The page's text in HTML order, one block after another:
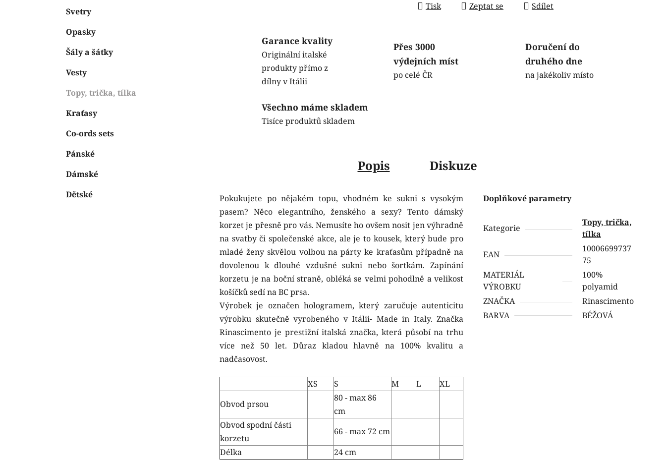
Svetry
Opasky
Šály a šátky
Vesty
Topy, trička, tílka
Kraťasy
Co-ords sets
Pánské
Dámské
Dětské
Tisk Zeptat se Sdílet
Garance kvality
Originální italské
produkty přímo z
dílny v Itálii
Přes 3000
výdejních míst
po celé ČR
Doručení do
druhého dne
na jakékoliv místo
Všechno máme skladem
Tisíce produktů skladem
Popis Diskuze
Pokukujete po nějakém topu, vhodném ke sukni s vysokým
pasem? Něco elegantního, ženského a sexy? Tento dámský
korzet je přesně pro vás. Nemusíte ho ovšem nosit jen výhradně
na svatby či společenské akce, ale je to kousek, který bude pro
mladé ženy skvělou volbou na párty ke kraťasům případně na
dovolenou k dlouhé vzdušné sukni nebo šortkám. Zapínání
korzetu je na boční straně, obléká se velmi pohodlně a velikost
košíčků sedí na BC prsa.
Výrobek je označen hologramem, který zaručuje autenticitu
výrobku skutečně vyrobeného v Itálii- Made in Italy. Značka
Rinascimento je prestižní italská značka, která působí na trhu
více než 50 let. Důraz kladou hlavně na 100% kvalitu a
nadčasovost.
XS S M L
XL
Obvod prsou
80 - max 86
cm
Obvod spodní části
korzetu
66 - max 72 cm
Délka
24 cm
Doplňkové parametry
Kategorie
Topy, trička,
tílka
EAN
10006699737
75
MATERIÁL
VÝROBKU
100%
polyamid
ZNAČKA
Rinascimento
BARVA
BÉŽOVÁ